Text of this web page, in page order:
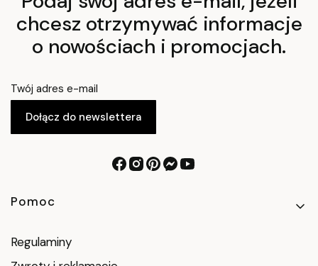
chcesz otrzymywać informacje
o nowościach i promocjach.
Twój adres e-mail
Dołącz do newslettera
Linki w stopce
Pomoc
Regulaminy